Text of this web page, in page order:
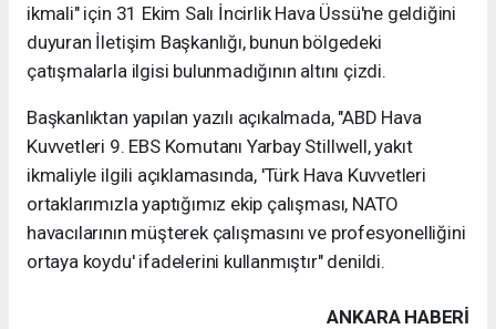
ikmali" için 31 Ekim Salı İncirlik Hava Üssü'ne geldiğini
duyuran İletişim Başkanlığı, bunun bölgedeki
çatışmalarla ilgisi bulunmadığının altını çizdi.
Başkanlıktan yapılan yazılı açıkalmada, "ABD Hava
Kuvvetleri 9. EBS Komutanı Yarbay Stillwell, yakıt
ikmaliyle ilgili açıklamasında, 'Türk Hava Kuvvetleri
ortaklarımızla yaptığımız ekip çalışması, NATO
havacılarının müşterek çalışmasını ve profesyonelliğini
ortaya koydu' ifadelerini kullanmıştır" denildi.
ANKARA HABERİ